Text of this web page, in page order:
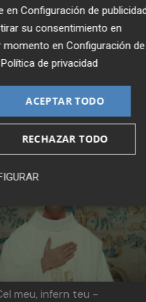
sí que muestra su
apoyándose en
confidente. Para
Fortea explica que
de rodaje para
moral y su
meu, infern teu -
enConfiguración de
su consentimiento en
momento enConfiguración de
.Política de privacidad
ACEPTAR TODO
RECHAZAR TODO